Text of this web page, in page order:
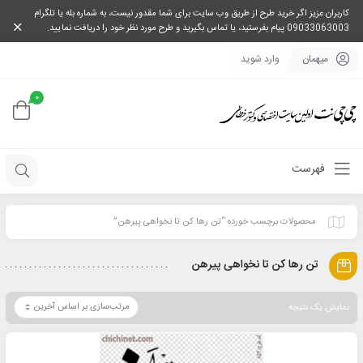
کاربران عزیز اگر خرید طرح از طریق وب سایت برای شما مقدور نیست، به شماره بله یا تلگرام
09033063003 پیام بفرستید، یا تماس بگیرید و طرح مورد نظر خود را دریافت نمایید.
میهمان وارد شوید
0
فهرست
محصولات برچسب خورده “تن رها کن تا نخواهی پیرهن”
تن رها کن تا نخواهی پیرهن
نمایش یک نتیجه